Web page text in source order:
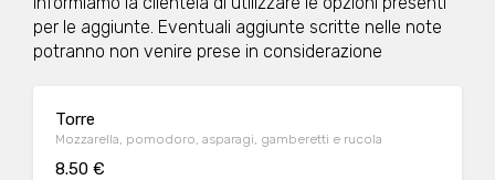
per le aggiunte. Eventuali aggiunte scritte nelle note
potranno non venire prese in considerazione
Torre
Mozzarella, pomodoro, asparagi, gamberetti e rucola
8.50 €